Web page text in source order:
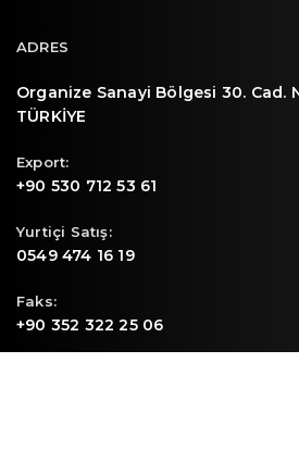
ADRES
Organize Sanayi Bölgesi 30. Cad.
TÜRKİYE
Export:
+90 530 712 53 61
Yurtiçi Satış:
0549 474 16 19
Faks:
+90 352 322 25 06